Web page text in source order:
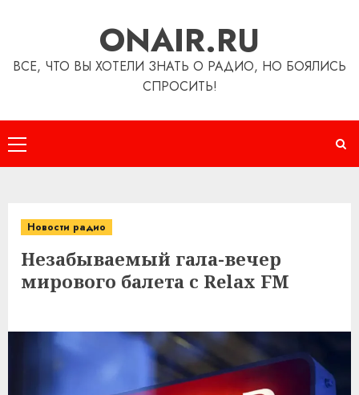
ONAIR.RU
ВСЕ, ЧТО ВЫ ХОТЕЛИ ЗНАТЬ О РАДИО, НО БОЯЛИСЬ
СПРОСИТЬ!
Основное
меню
Новости радио
Незабываемый гала-вечер
мирового балета с Relax FM